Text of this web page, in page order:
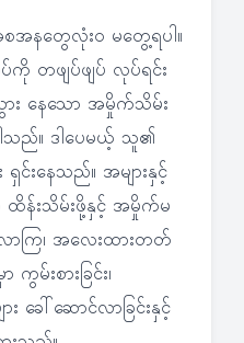
စအနတွေလုံးဝ မတွေ့ရပါ။
တဖျပ်ဖျပ် လုပ်ရင်း
နေသော အမှိုက်သိမ်း
သည်။ ဒါပေမယ့် သူ၏
နေသည်။ အများနှင့်
န်းသိမ်းဖို့နှင့် အမှိုက်မ
ကြ၊ အလေးထားတတ်
မ်းစားခြင်း၊
း ခေါ်ဆောင်လာခြင်းနှင့်